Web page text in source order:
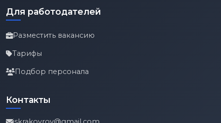
Для работодателей
Разместить вакансию
Тарифы
Подбор персонала
Контакты